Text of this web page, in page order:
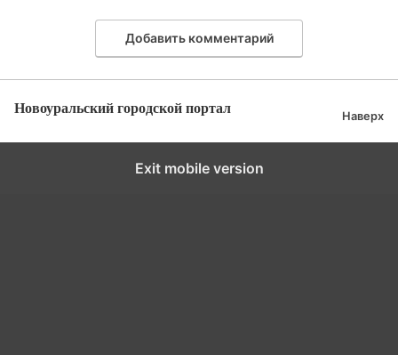
Добавить комментарий
Новоуральский городской портал Наверх
Exit mobile version